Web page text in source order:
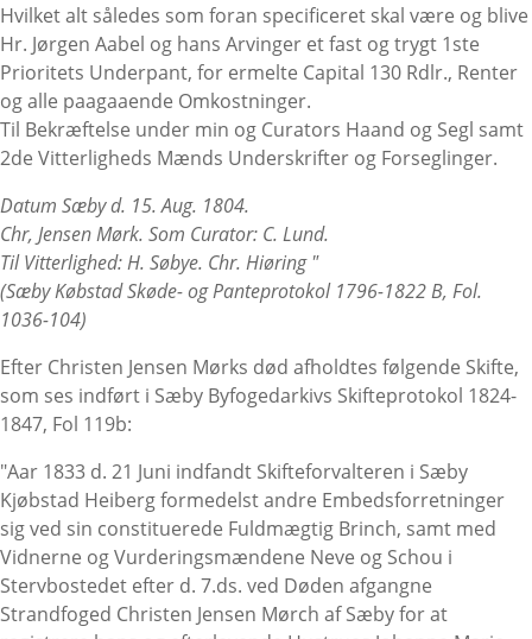
Hvilket alt således som foran specificeret skal være og blive
Hr. Jørgen Aabel og hans Arvinger et fast og trygt 1ste
Prioritets Underpant, for ermelte Capital 130 Rdlr., Renter
og alle paagaaende Omkostninger.
Til Bekræftelse under min og Curators Haand og Segl samt
2de Vitterligheds Mænds Underskrifter og Forseglinger.
Datum Sæby d. 15. Aug. 1804.
Chr, Jensen Mørk. Som Curator: C. Lund.
Til Vitterlighed: H. Søbye. Chr. Hiøring "
(Sæby Købstad Skøde- og Panteprotokol 1796-1822 B, Fol.
1036-104)
Efter Christen Jensen Mørks død afholdtes følgende Skifte,
som ses indført i Sæby Byfogedarkivs Skifteprotokol 1824-
1847, Fol 119b:
"Aar 1833 d. 21 Juni indfandt Skifteforvalteren i Sæby
Kjøbstad Heiberg formedelst andre Embedsforretninger
sig ved sin constituerede Fuldmægtig Brinch, samt med
Vidnerne og Vurderingsmændene Neve og Schou i
Stervbostedet efter d. 7.ds. ved Døden afgangne
Strandfoged Christen Jensen Mørch af Sæby for at